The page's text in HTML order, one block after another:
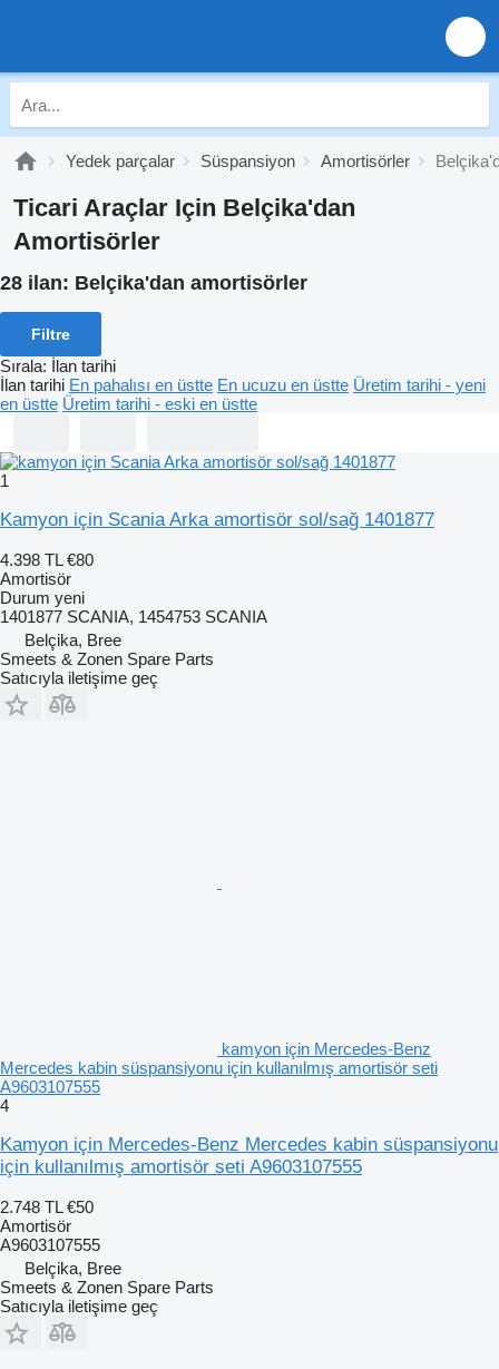
Yedek parçalar Süspansiyon Amortisörler
Ticari Araçlar Için Belçika'dan
Amortisörler
28 ilan: Belçika'dan amortisörler
Filtre
Sırala: İlan tarihi
İlan tarihi En pahalısı en üstte En ucuzu en üstte Üretim tarihi - yeni
en üstte Üretim tarihi - eski en üstte
1
Kamyon için Scania Arka amortisör sol/sağ 1401877
4.398 TL €80
Amortisör
Durum yeni
1401877 SCANIA, 1454753 SCANIA
Belçika, Bree
Smeets & Zonen Spare Parts
Satıcıyla iletişime geç
kamyon için Mercedes-Benz
Mercedes kabin süspansiyonu için kullanılmış amortisör seti
A9603107555
4
Kamyon için Mercedes-Benz Mercedes kabin süspansiyonu
için kullanılmış amortisör seti A9603107555
2.748 TL €50
Amortisör
A9603107555
Belçika, Bree
Smeets & Zonen Spare Parts
Satıcıyla iletişime geç